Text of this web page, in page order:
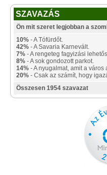
SZAVAZÁS
Ön mit szeret legjobban a
10% - A Tófürdőt.
42% - A Savaria Karnevált.
7% - A rengeteg fagyizási
8% - A sok gondozott parkot.
14% - A nyugalmat, amit a város
20% - Csak az számít, hogy
Összesen 1954 szavazat